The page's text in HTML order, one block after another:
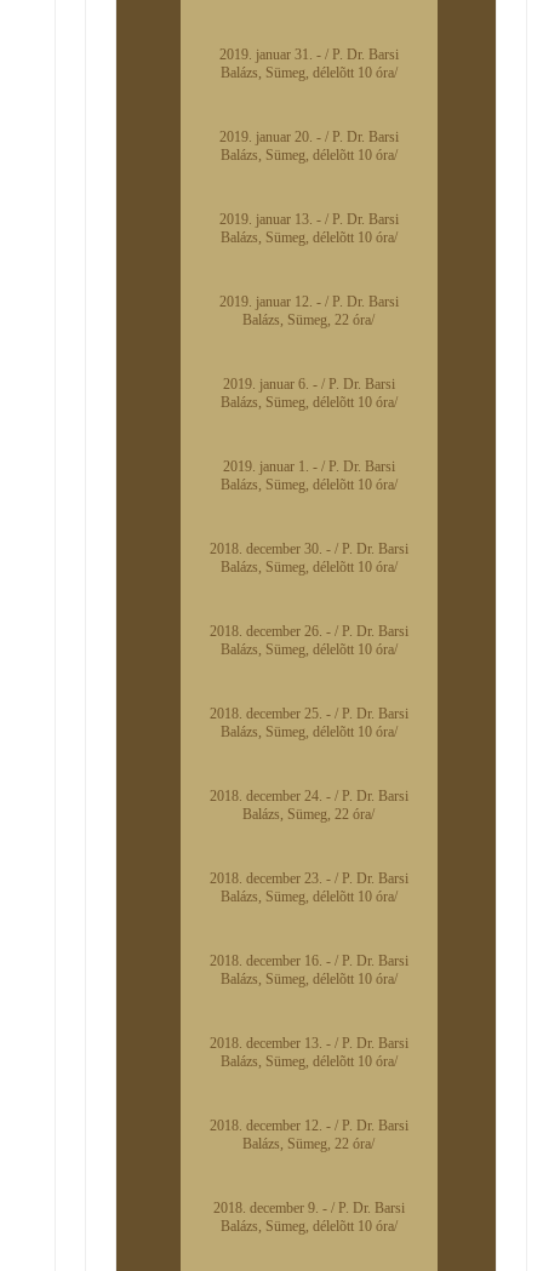
2019. januar 31. - / P. Dr. Barsi
Balázs, Sümeg, délelõtt 10 óra/
2019. januar 20. - / P. Dr. Barsi
Balázs, Sümeg, délelõtt 10 óra/
2019. januar 13. - / P. Dr. Barsi
Balázs, Sümeg, délelõtt 10 óra/
2019. januar 12. - / P. Dr. Barsi
Balázs, Sümeg, 22 óra/
2019. januar 6. - / P. Dr. Barsi
Balázs, Sümeg, délelõtt 10 óra/
2019. januar 1. - / P. Dr. Barsi
Balázs, Sümeg, délelõtt 10 óra/
2018. december 30. - / P. Dr. Barsi
Balázs, Sümeg, délelõtt 10 óra/
2018. december 26. - / P. Dr. Barsi
Balázs, Sümeg, délelõtt 10 óra/
2018. december 25. - / P. Dr. Barsi
Balázs, Sümeg, délelõtt 10 óra/
2018. december 24. - / P. Dr. Barsi
Balázs, Sümeg, 22 óra/
2018. december 23. - / P. Dr. Barsi
Balázs, Sümeg, délelõtt 10 óra/
2018. december 16. - / P. Dr. Barsi
Balázs, Sümeg, délelõtt 10 óra/
2018. december 13. - / P. Dr. Barsi
Balázs, Sümeg, délelõtt 10 óra/
2018. december 12. - / P. Dr. Barsi
Balázs, Sümeg, 22 óra/
2018. december 9. - / P. Dr. Barsi
Balázs, Sümeg, délelõtt 10 óra/